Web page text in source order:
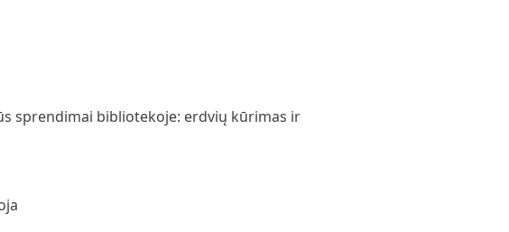
sprendimai bibliotekoje: erdvių kūrimas ir